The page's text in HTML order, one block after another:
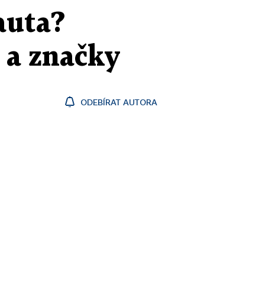
značky
ODEBÍRAT AUTORA